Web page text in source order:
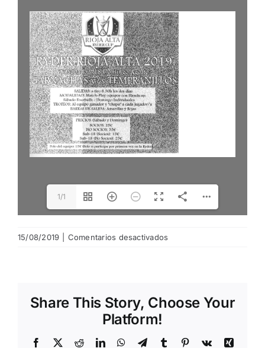
1/1
15/08/2019 Comentarios desactivados
Share This Story, Choose Your
Platform!
Facebook
X RedditLinkedInWhatsApp
TelegramTumblr Pinterest
Vk
Xing